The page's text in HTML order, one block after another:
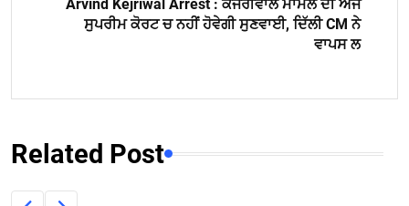
Arvind Kejriwal Arrest : ਕੇਜਰੀਵਾਲ ਮਾਮਲੇ ਦੀ ਅੱਜ
ਸੁਪਰੀਮ ਕੋਰਟ ਚ ਨਹੀਂ ਹੋਵੇਗੀ ਸੁਣਵਾਈ, ਦਿੱਲੀ CM ਨੇ
ਵਾਪਸ ਲ
Related Post